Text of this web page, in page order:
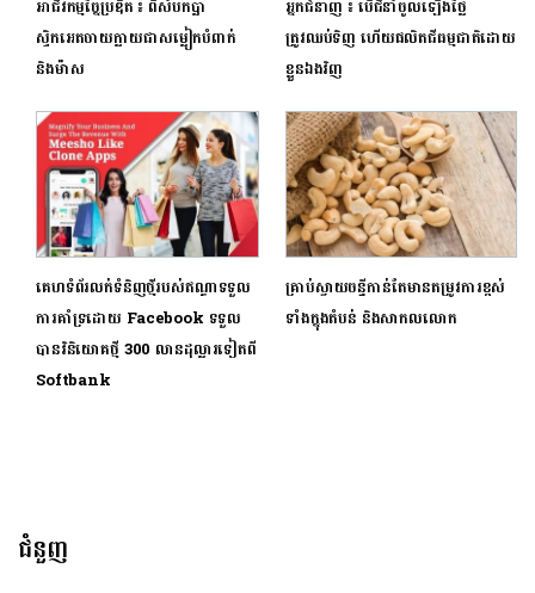
អាជីវកម្មច្នៃប្រឌិត ៖ ពីសំបកប្លា
ស្ទិកអេតចាយក្លាយជាសម្លៀកបំពាក់
និងម៉ាស
អ្នកជំនាញ ៖ បើជីនាំចូលឡើងថ្លៃ
ត្រូវឈប់ទិញ ហើយផលិតជីធម្មជាតិដោយ
ខ្លួនឯងវិញ
គេហទំព័រលក់ទំនិញថ្មីរបស់ឥណ្ឌាទទួល
ការគាំទ្រដោយ Facebook ទទួល
បានវិនិយោគថ្មី 300 លានដុល្លារទៀតពី
Softbank
គ្រាប់ស្វាយចន្ធីកាន់តែមានតម្រូវការខ្ពស់
ទាំងក្នុងតំបន់ និងសាកលលោក
ជំនួញ